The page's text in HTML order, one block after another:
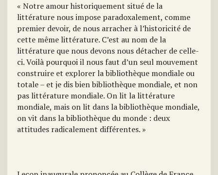
« Notre amour historiquement situé de la
littérature nous impose paradoxalement, comme
premier devoir, de nous arracher à l’historicité de
cette même littérature. C’est au nom de la
littérature que nous devons nous détacher de celle-
ci. Voilà pourquoi il nous faut d’un seul mouvement
construire et explorer la bibliothèque mondiale ou
totale – et je dis bienbibliothèque mondiale, et non
pas littérature mondiale. On lit la littérature
mondiale, mais on lit dans la bibliothèque mondiale,
onvit dans la bibliothèque du monde : deux
attitudes radicalement différentes. »